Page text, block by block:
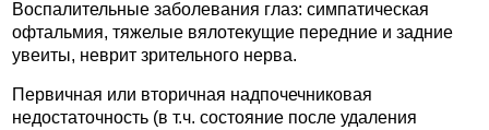
Воспалительные заболевания глаз: симпатическая
офтальмия, тяжелые вялотекущие передние и задние
увеиты, неврит зрительного нерва.
Первичная или вторичная надпочечниковая
недостаточность (в т.ч. состояние после удаления